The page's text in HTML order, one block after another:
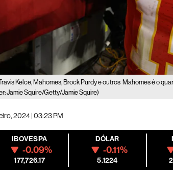
Kelce, Mahomes, Brock Purdy e outros Mahomes é o
Jamie Squire/Getty/Jamie Squire)
2024 | 03:23 PM
IBOVESPA
-0.09%
177,726.17
DÓLAR
-0.11%
5.1224